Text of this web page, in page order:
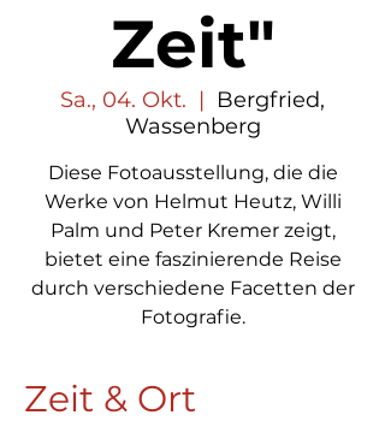
Zeit"
Sa., 04. Okt.
  |
Bergfried,
Wassenberg
Diese Fotoausstellung, die die
Werke von Helmut Heutz, Willi
Palm und Peter Kremer zeigt,
bietet eine faszinierende Reise
durch verschiedene Facetten der
Fotografie.
Zeit & Ort